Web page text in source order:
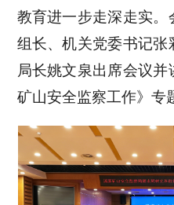
教育进一步走深走实。
组长、机关党委书记张
局长姚文泉出席会议
矿山安全监察工作》专